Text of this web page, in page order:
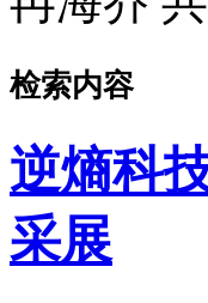
检索内容
逆熵科
采展